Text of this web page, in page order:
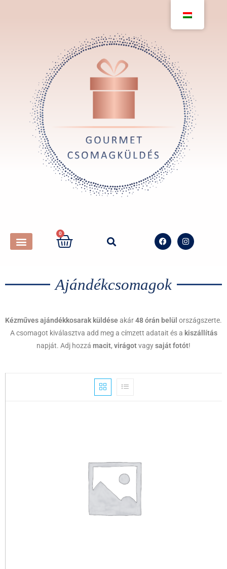
0
Ajándékcsomagok
Kézműves ajándékkosarak küldése akár48 órán belül országszerte.
A csomagot kiválasztva add meg a címzett adatait és a kiszállítás
napját. Adj hozzá macit, virágotvagysaját fotót!